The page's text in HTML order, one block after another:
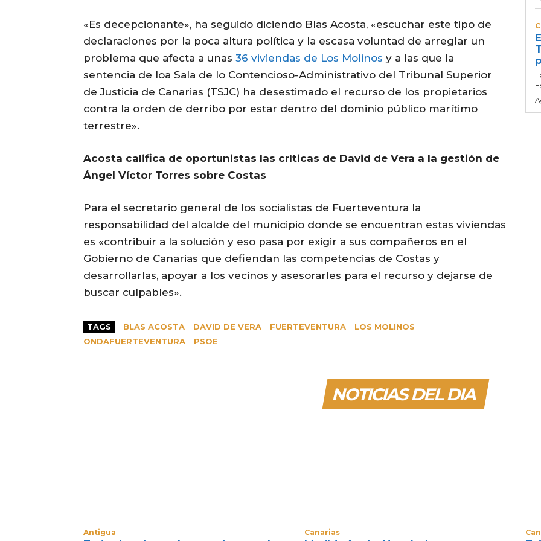
«Es decepcionante», ha seguido diciendo Blas Acosta, «escuchar este tipo de
declaraciones por la poca altura política y la escasa voluntad de arreglar un
problema que afecta a unas 36 viviendas de Los Molinos y a las que la
sentencia de loa Sala de lo Contencioso-Administrativo del Tribunal Superior
de Justicia de Canarias (TSJC) ha desestimado el recurso de los propietarios
contra la orden de derribo por estar dentro del dominio público marítimo
terrestre».
Acosta califica de oportunistas las críticas de David de Vera a la gestión de
Ángel Víctor Torres sobre Costas
Para el secretario general de los socialistas de Fuerteventura la
responsabilidad del alcalde del municipio donde se encuentran estas viviendas
es «contribuir a la solución y eso pasa por exigir a sus compañeros en el
Gobierno de Canarias que defiendan las competencias de Costas y
desarrollarlas, apoyar a los vecinos y asesorarles para el recurso y dejarse de
buscar culpables».
TAGS BLAS ACOSTA DAVID DE VERA FUERTEVENTURA
LOS MOLINOS
ONDAFUERTEVENTURA
PSOE
NOTICIAS DEL DIA
Antigua Canarias